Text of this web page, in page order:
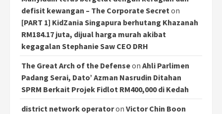
defisit kewangan – The Corporate Secret on
[PART 1] KidZania Singapura berhutang Khazanah
RM184.17 juta, dijual harga murah akibat
kegagalan Stephanie Saw CEO DRH
The Great Arch of the Defenseon Ahli Parlimen
Padang Serai, Dato’ Azman Nasrudin Ditahan
SPRM Berkait Projek Fidlot RM400,000 di Kedah
district network operatoron Victor Chin Boon